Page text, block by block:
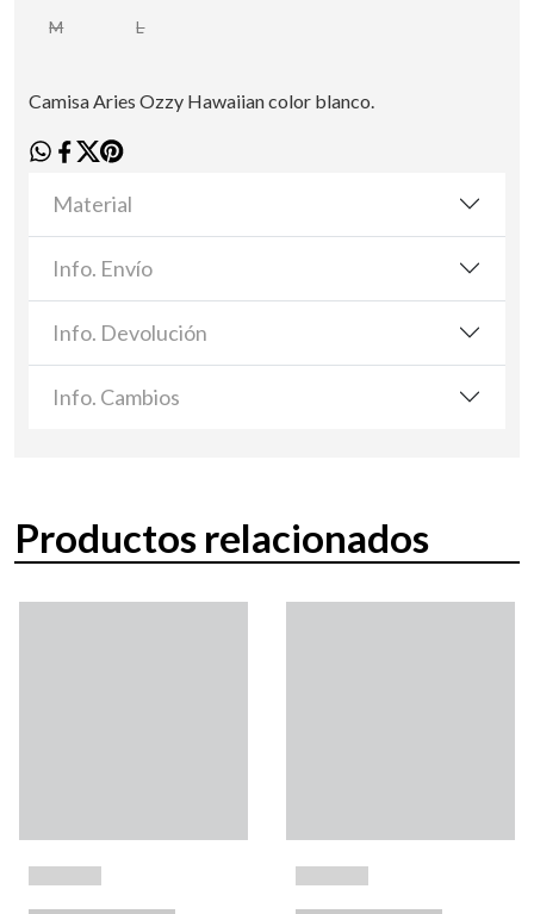
M L
Camisa Aries Ozzy Hawaiian color blanco.
Material
Info. Envío
Info. Devolución
Info. Cambios
Productos relacionados